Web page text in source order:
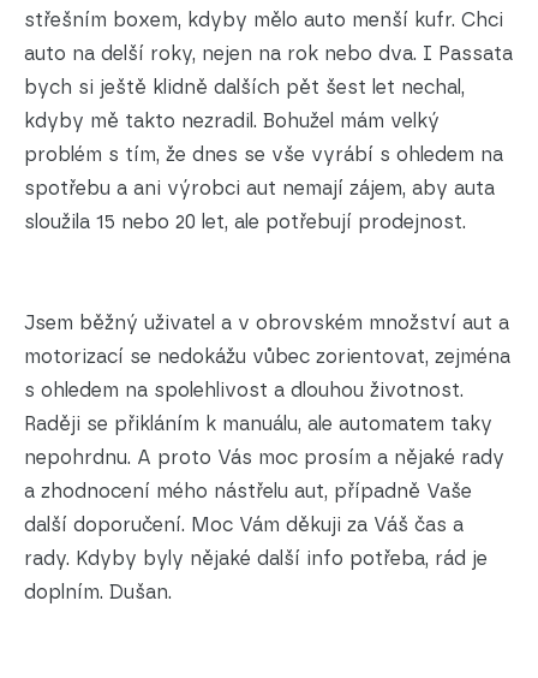
střešním boxem, kdyby mělo auto menší kufr. Chci
auto na delší roky, nejen na rok nebo dva. I Passata
bych si ještě klidně dalších pět šest let nechal,
kdyby mě takto nezradil. Bohužel mám velký
problém s tím, že dnes se vše vyrábí s ohledem na
spotřebu a ani výrobci aut nemají zájem, aby auta
sloužila 15 nebo 20 let, ale potřebují prodejnost.
Jsem běžný uživatel a v obrovském množství aut a
motorizací se nedokážu vůbec zorientovat, zejména
s ohledem na spolehlivost a dlouhou životnost.
Raději se přikláním k manuálu, ale automatem taky
nepohrdnu. A proto Vás moc prosím a nějaké rady
a zhodnocení mého nástřelu aut, případně Vaše
další doporučení. Moc Vám děkuji za Váš čas a
rady. Kdyby byly nějaké další info potřeba, rád je
doplním. Dušan.